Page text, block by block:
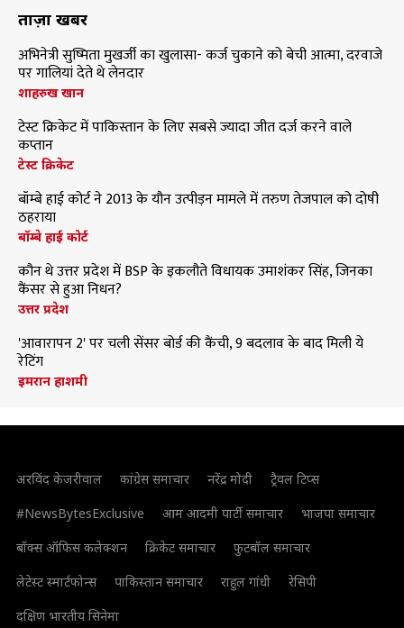
ताज़ा खबरें
अभिनेत्री सुष्मिता मुखर्जी का खुलासा- कर्ज चुकाने को बेची आत्मा, दरवाजे
पर गालियां देते थे लेनदार
शाहरुख खान
टेस्ट क्रिकेट में पाकिस्तान के लिए सबसे ज्यादा जीत दर्ज करने वाले
कप्तान
टेस्ट क्रिकेट
बॉम्बे हाई कोर्ट ने 2013 के यौन उत्पीड़न मामले में तरुण तेजपाल को दोषी
ठहराया
बॉम्बे हाई कोर्ट
कौन थे उत्तर प्रदेश में BSP के इकलौते विधायक उमाशंकर सिंह, जिनका
कैंसर से हुआ निधन?
उत्तर प्रदेश
'आवारापन 2' पर चली सेंसर बोर्ड की कैंची, 9 बदलाव के बाद मिली ये
रेटिंग
इमरान हाशमी
अरविंद केजरीवाल कांग्रेस समाचार नरेंद्र मोदी
ट्रैवल टिप्स
#NewsBytesExclusive
आम आदमी पार्टी समाचार
भाजपा समाचार
बॉक्स ऑफिस कलेक्शन
क्रिकेट समाचार
फुटबॉल समाचार
लेटेस्ट स्मार्टफोन्स
पाकिस्तान समाचार राहुल गांधी
रेसिपी
दक्षिण भारतीय सिनेमा